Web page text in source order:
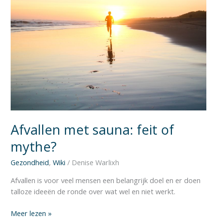
Afvallen met sauna: feit of
mythe?
Gezondheid,Wiki / Denise Warlixh
Afvallen is voor veel mensen een belangrijk doel en er doen
talloze ideeën de ronde over wat wel en niet werkt.
Meer lezen »